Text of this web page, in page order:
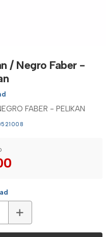
/ Negro Faber -
FABER - PELIKAN